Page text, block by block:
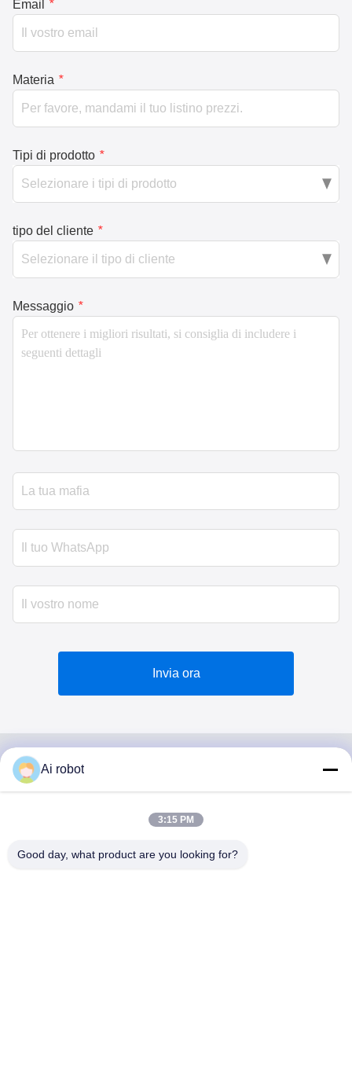
Email *
Materia *
Tipi di prodotto *
tipo del cliente *
Messaggio *
Invia ora
VIVI DENTAI
LABORATORY
Ai robot
3:15 PM
Good day, what product are you looking for?